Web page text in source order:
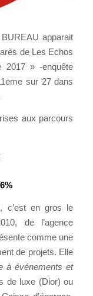
apparait
de Les Echos
2017 » -enquête
sur 27 dans
aux parcours
c’est en gros le
de l’agence
comme une
de projets. Elle
à événements et
de luxe (Dior) ou